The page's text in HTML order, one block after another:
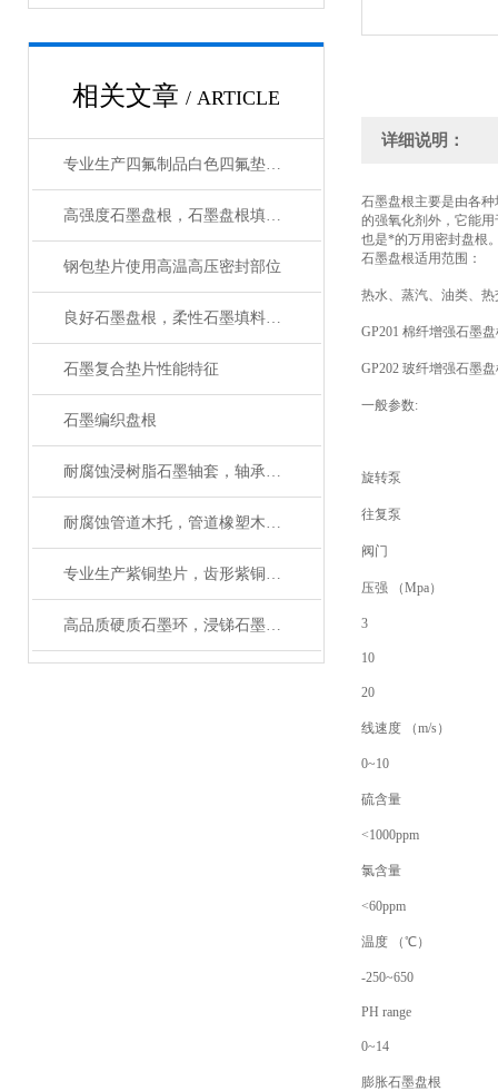
相关文章 / ARTICLE
专业生产四氟制品白色四氟垫，黑色四氟垫圈厂家
高强度石墨盘根，石墨盘根填料环供应商
钢包垫片使用高温高压密封部位
良好石墨盘根，柔性石墨填料盘根河北生产厂家
石墨复合垫片性能特征
石墨编织盘根
耐腐蚀浸树脂石墨轴套，轴承性能及用途
耐腐蚀管道木托，管道橡塑木托*
专业生产紫铜垫片，齿形紫铜垫片，退火紫铜垫厂家
高品质硬质石墨环，浸锑石墨轴套技术参数
详细说明：
石墨盘根主要是由各
的强氧化剂外，它能
也是*的万用密封盘根
石墨盘根适用范围：
热水、蒸汽、油类、
GP201 棉纤增强石墨
GP202 玻纤增强石墨
一般参数:
旋转泵
往复泵
阀门
压强 （Mpa）
3
10
20
线速度 （m/s）
0~10
硫含量
<1000ppm
氯含量
<60ppm
温度 （℃）
-250~650
PH range
0~14
膨胀石墨盘根